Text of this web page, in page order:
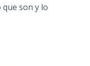
son y lo